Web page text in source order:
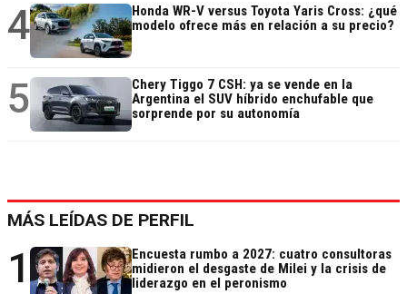
4
Honda WR-V versus Toyota Yaris Cross: ¿qué
modelo ofrece más en relación a su precio?
5
Chery Tiggo 7 CSH: ya se vende en la
Argentina el SUV híbrido enchufable que
sorprende por su autonomía
MÁS LEÍDAS DE PERFIL
1
Encuesta rumbo a 2027: cuatro consultoras
midieron el desgaste de Milei y la crisis de
liderazgo en el peronismo